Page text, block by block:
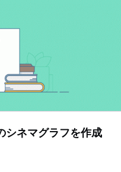
シネマグラフを作成